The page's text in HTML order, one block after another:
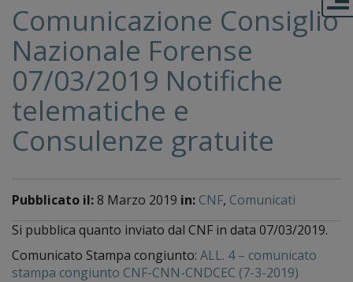
Comunicazione Consiglio
Nazionale Forense
07/03/2019 Notifiche
telematiche e
Consulenze gratuite
Pubblicato il:8 Marzo 2019 in: CNF, Comunicati
Si pubblica quanto inviato dal CNF in data 07/03/2019.
Comunicato Stampa congiunto: ALL. 4 – comunicato
stampa congiunto CNF-CNN-CNDCEC (7-3-2019)